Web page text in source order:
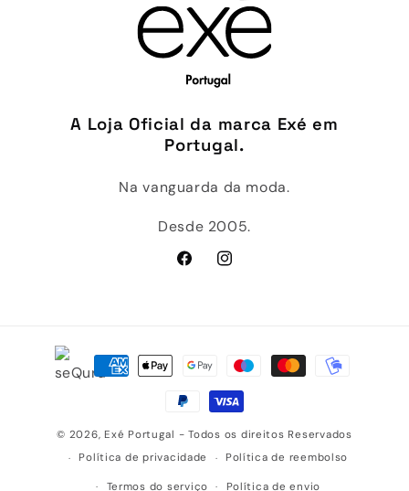
A Loja Oficial da marca Exé em
Portugal.
Na vanguarda da moda.
Desde 2005.
FacebookInstagram
Métodos
© 2026, Exé Portugal - Todos os direitos Reservados
Política de privacidade
Política de reembolso
Termos do serviço Política de envio